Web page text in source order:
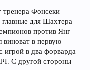
Фонсеки
для Шахтера
против Янг
в первую
игрой в два форварда
С другой стороны –